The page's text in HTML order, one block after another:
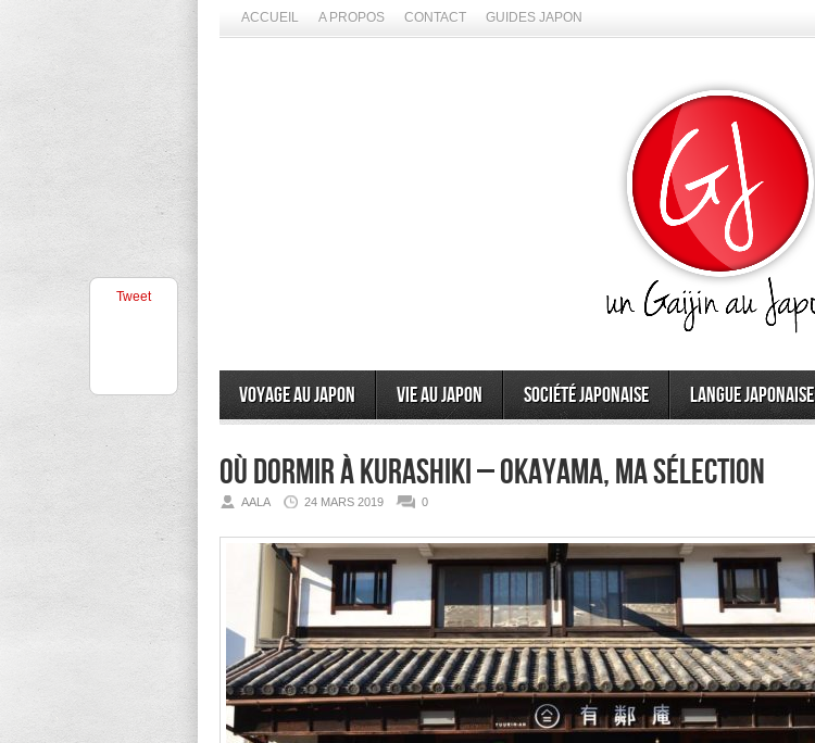
ACCUEIL A PROPOS CONTACT GUIDES JAPON
Voyage au Japon Vie au Japon Société japonaise Langue japonaise
Où dormir à Kurashiki – Okayama, ma sélection
AALA 24 MARS 2019 0
Tweet